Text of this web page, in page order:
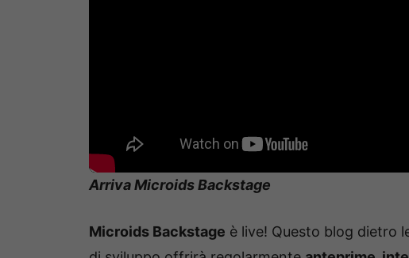
Arriva Microids Backstage
Microids Backstage è live! Questo blog dietro